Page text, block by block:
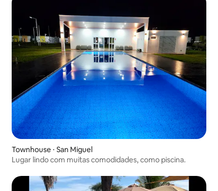
Townhouse ⋅ San Miguel
Lugar lindo com muitas comodidades, como piscina.